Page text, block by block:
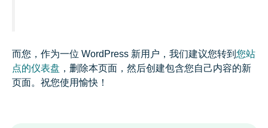
而您，作为一位 WordPress 新用户，我们建议您转到 您站
点的仪表盘 ，删除本页面，然后创建包含您自己内容的新
页面。祝您使用愉快！